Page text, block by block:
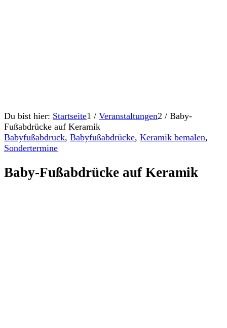
Du bist hier: Startseite1 / Veranstaltungen2 / Baby-
Fußabdrücke auf Keramik
Babyfußabdruck, Babyfußabdrücke, Keramik bemalen,
Sondertermine
Baby-Fußabdrücke auf Keramik